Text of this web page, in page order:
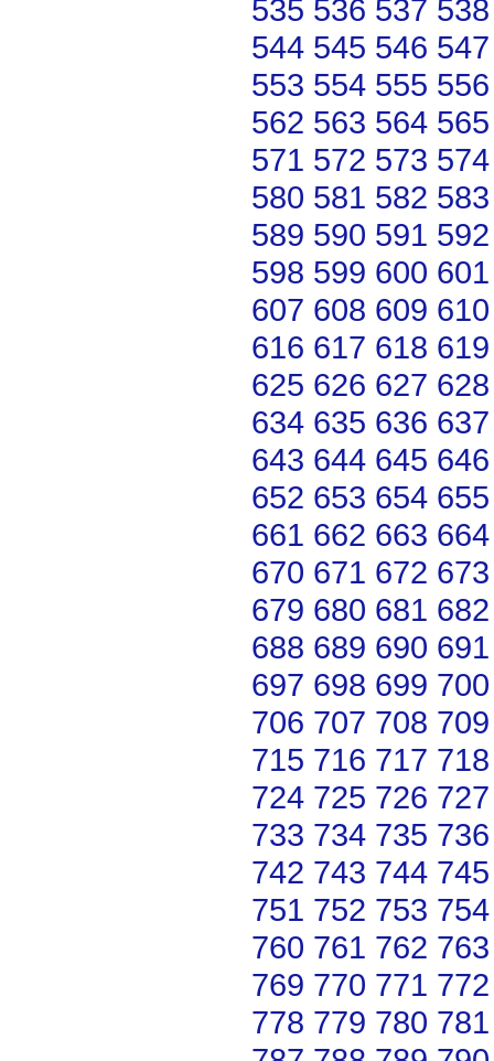
535 536 537 538
544 545 546 547
553 554 555 556
562 563 564 565
571 572 573 574
580 581 582 583
589 590 591 592
598 599 600 601
607 608 609 610
616 617 618 619
625 626 627 628
634 635 636 637
643 644 645 646
652 653 654 655
661 662 663 664
670 671 672 673
679 680 681 682
688 689 690 691
697 698 699 700
706 707 708 709
715 716 717 718
724 725 726 727
733 734 735 736
742 743 744 745
751 752 753 754
760 761 762 763
769 770 771 772
778 779 780 781